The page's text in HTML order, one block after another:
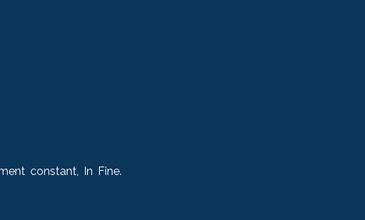
constant, In Fine.